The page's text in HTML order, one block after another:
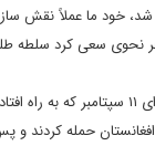
خود ما عملاً نقش
هر نحوی سعی کرد
در زمان بوش پسر ماجرای ۱۱